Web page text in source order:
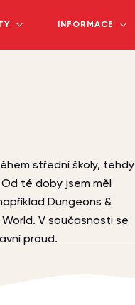
INFORMACE
střední školy, tehdy
té doby jsem měl
Dungeons &
V současnosti se
proud.